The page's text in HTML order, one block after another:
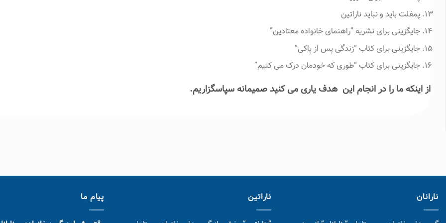
پمفلت باید و نباید ناراتین
جایگزینی برای نشریه “راهنمای خانواده معتادین”
جایگزینی برای کتاب “زندگی پس از پاکی”
جایگزینی برای کتاب “طوری که خودمان درک می کنیم”
از اینکه ما را در انجام این هدف یاری می کنید صمیمانه سپاسگزاریم.
نارانان ناراتین پیام ما